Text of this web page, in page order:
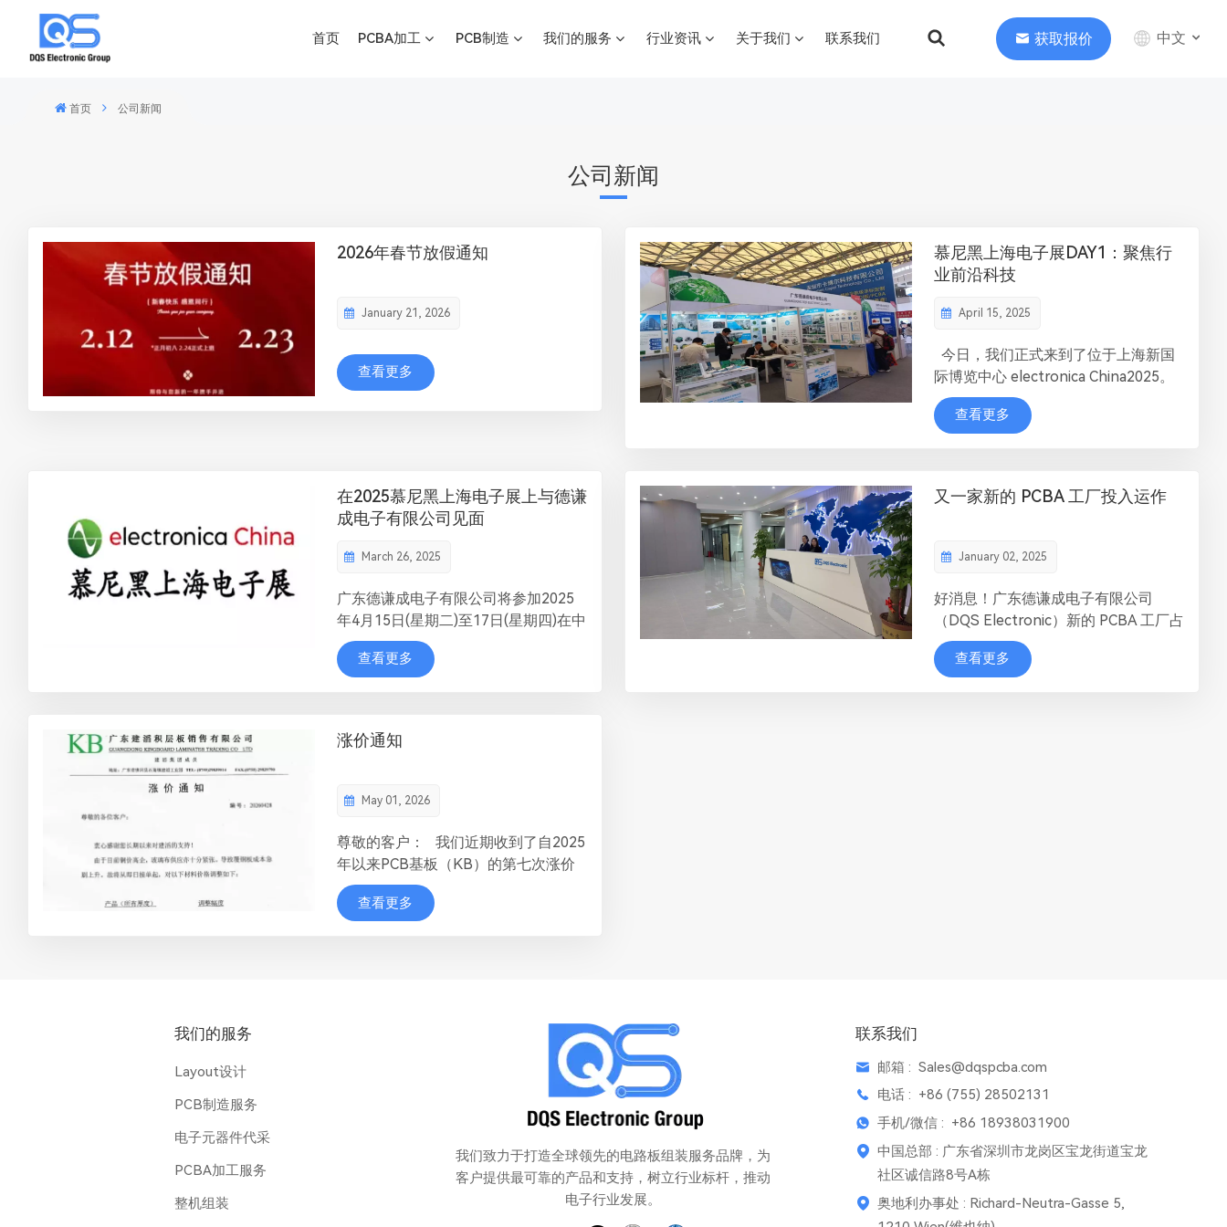
首页 PCBA加工 PCB制造 我们的服务 行业资讯 关于我们 联系我们 获取报价 中文
首页 公司新闻
公司新闻
2026年春节放假通知
January 21, 2026
查看更多
慕尼黑上海电子展DAY1：聚焦行
业前沿科技
April 15, 2025
今日，我们正式来到了位于上海新国
际博览中心 electronica China2025。
在展会现场，我们的展位前吸引了不少
行业专业人士驻足参观，工作人员也积
展示表现出了浓厚的兴趣，不断有人就
产品细节与应用场景进行咨询，我们的
查看更多
在2025慕尼黑上海电子展上与德谦
成电子有限公司见面
March 26, 2025
广东德谦成电子有限公司将参加2025
年4月15日(星期二)至17日(星期四)在中
国上海新国际博览中心举办的慕尼黑上
海电子展（electronica
应用落地，横跨电子产业上下游，全面
展示电子领域先进的产品和技术的展示
司展示完...
查看更多
又一家新的 PCBA 工厂投入运作
January 02, 2025
好消息！广东德谦成电子有限公司
（DQS Electronic）新的 PCBA 工厂占
地 12,000 平方米，共五层，现已配备
13 条全自动 SMT 生产线和 4 条 DIP
查看更多
涨价通知
May 01, 2026
尊敬的客户： 我们近期收到了自2025
年以来PCB基板（KB）的第七次涨价
通知，其中FR4和PP的价格均上涨了
10%。这对我们双方都构成了重大的成
查看更多
我们的服务
Layout设计
PCB制造服务
电子元器件代采
PCBA加工服务
整机组装
我们致力于打造全球领先的电路板组装服务品牌，为
客户提供最可靠的产品和支持，树立行业标杆，推动
电子行业发展。
联系我们
邮箱 :Sales@dqspcba.com
电话 : +86 (755) 28502131
手机/微信 : +86 18938031900
中国总部 : 广东省深圳市龙岗区宝龙街道宝龙
社区诚信路8号A栋
奥地利办事处 : Richard-Neutra-Gasse 5,